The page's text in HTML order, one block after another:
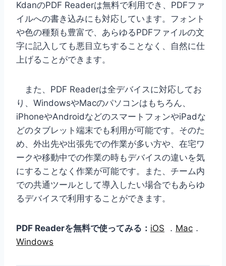
KdanのPDF Readerは無料で利用でき、PDFファ
イルへの書き込みにも対応しています。フォント
や色の種類も豊富で、あらゆるPDFファイルの文
字に記入しても悪目立ちすることなく、自然に仕
上げることができます。
また、PDF Readerは全デバイスに対応してお
り、WindowsやMacのパソコンはもちろん、
iPhoneやAndroidなどのスマートフォンやiPadな
どのタブレット端末でも利用が可能です。そのた
め、外出先や出張先での作業が多い方や、在宅ワ
ークや移動中での作業の時もデバイスの違いを気
にすることなく作業が可能です。また、チーム内
での共通ツールとして導入したい場合でもあらゆ
るデバイスで利用することができます。
PDF Readerを無料で使ってみる： iOS ． Mac ．
Windows